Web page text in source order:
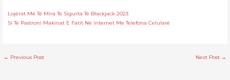
Lojërat Më Të Mira Të Sigurta Të Blackjack 2023
Si Të Pastroni Makinat E Fatit Në Internet Me Telefona Celularë
← Previous Post Next Post →